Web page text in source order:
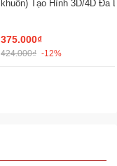
khuôn) Tạo Hình 3D/4D Đa
375.000₫
424.000₫ -12%